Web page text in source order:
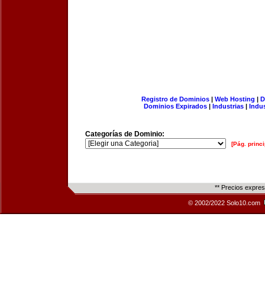
Registro de Dominios| Web Hosting |
Dominios Expirados | Industrias |
Categorías de Dominio:
[Pág.
** Precios
© 2002/2022 Solo10.com